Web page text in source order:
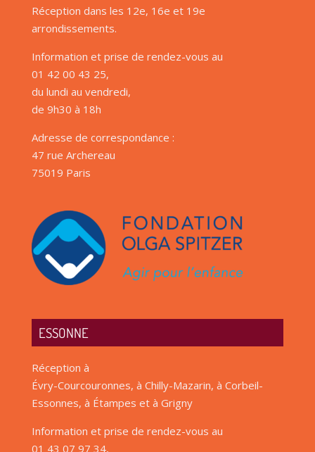
Réception dans les 12e, 16e et 19e
arrondissements.
Information et prise de rendez-vous au
01 42 00 43 25,
du lundi au vendredi,
de 9h30 à 18h
Adresse de correspondance :
47 rue Archereau
75019 Paris
ESSONNE
Réception à
Évry-Courcouronnes, à Chilly-Mazarin, à Corbeil-
Essonnes, à Étampes et à Grigny
Information et prise de rendez-vous au
01 43 07 97 34,